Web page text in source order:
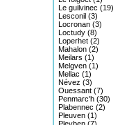
Le guilvinec (19)
Lesconil (3)
Locronan (3)
Loctudy (8)
Loperhet (2)
Mahalon (2)
Meilars (1)
Melgven (1)
Mellac (1)
Névez (3)
Ouessant (7)
Penmarc'h (30)
Plabennec (2)
Pleuven (1)